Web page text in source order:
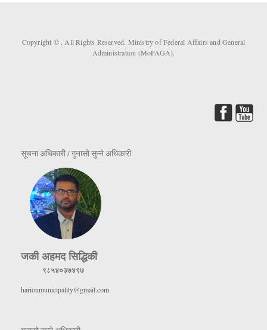
Copyright © . All Rights Reserved. Ministry of Federal Affairs and General
Administration (MoFAGA).
सूचना अधिकारी / गुनासो सुन्ने अधिकारी
जकी अहमद सिद्धिकी
९८५४०३७४९७
harionmunicipality@gmail.com